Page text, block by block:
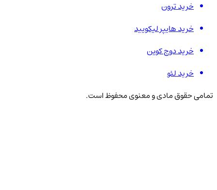
خرید ترون
خرید هایپر لیکویید
خرید دوج کوین
خرید لئو
تمامی حقوق مادی و معنوی محفوظ است.